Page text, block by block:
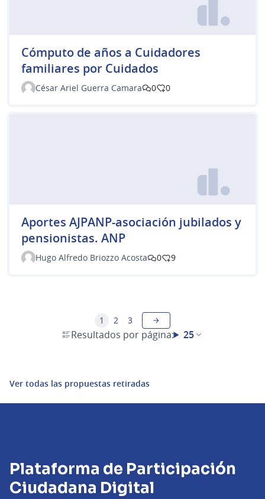
Cómputo de años a Cuidadores
familiares por Cuidados
César Ariel Guerra Camara 0 0
Aportes AJPANP-asociación jubilados y
pensionistas. ANP
Hugo Alfredo Briozzo Acosta 0 9
Resultados por página: 25
1 2 3
Ver todas las propuestas retiradas
Plataforma de Participación
Ciudadana Digital